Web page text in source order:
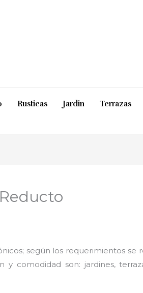
Rusticas Jardin Terrazas
según los requerimientos se
y comodidad son: jardines,